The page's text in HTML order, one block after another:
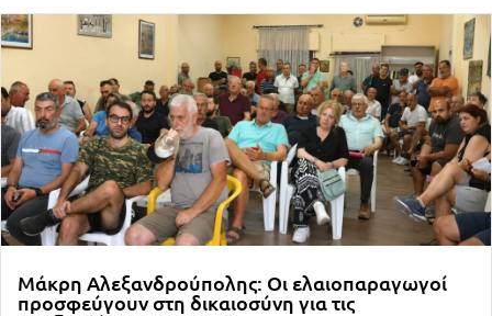
Μάκρη Αλεξανδρούπολης: Οι ελαιοπαραγωγοί
προσφεύγουν στη δικαιοσύνη για τις